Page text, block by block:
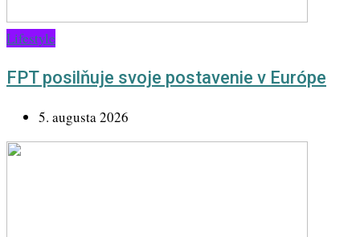
Lifestyle
FPT posilňuje svoje postavenie v Európe
5. augusta 2026